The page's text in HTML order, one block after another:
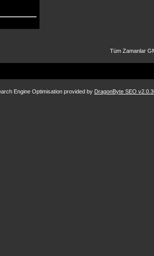
Tüm Zamanlar
Engine Optimisation provided by DragonByte SEO